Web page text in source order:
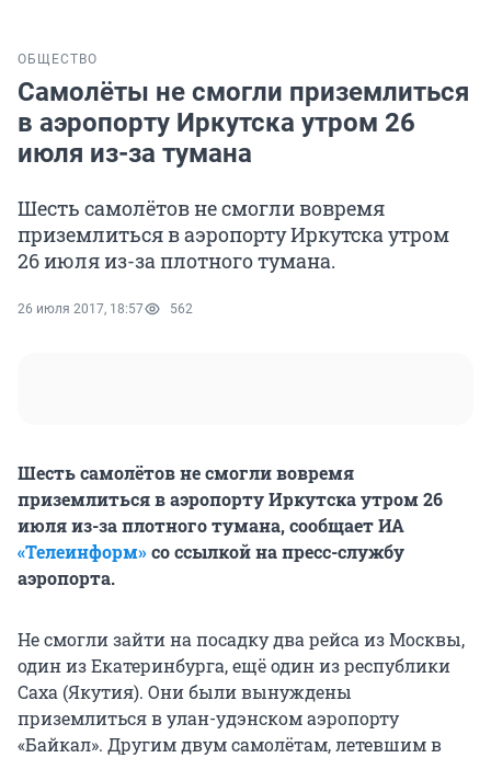
ОБЩЕСТВО
Самолёты не смогли приземлиться
в аэропорту Иркутска утром 26
июля из-за тумана
Шесть самолётов не смогли вовремя
приземлиться в аэропорту Иркутска утром
26 июля из-за плотного тумана.
26 июля 2017, 18:57 562
Шесть самолётов не смогли вовремя
приземлиться в аэропорту Иркутска утром 26
июля из-за плотного тумана, сообщает ИА
«Телеинформ»со ссылкой на пресс-службу
аэропорта.
Не смогли зайти на посадку два рейса из Москвы,
один из Екатеринбурга, ещё один из республики
Саха (Якутия). Они были вынуждены
приземлиться в улан-удэнском аэропорту
«Байкал». Другим двум самолётам, летевшим в